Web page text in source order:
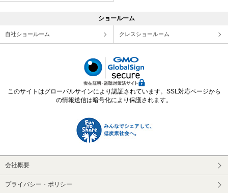
ショールーム
自社ショールーム クレスショールーム
このサイトはグローバルサインにより認証されています。SSL対応ページから
の情報送信は暗号化により保護されます。
会社概要
プライバシー・ポリシー